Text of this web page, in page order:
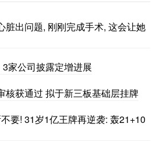
脏出问题, 刚刚完成手术, 这会让她
家公司披露定增进展
核获通过 拟于新三板基础层挂牌
要! 31岁1亿王牌再逆袭: 轰21+10